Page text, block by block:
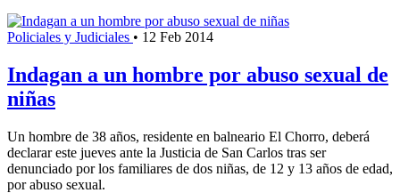
Policiales y Judiciales • 12 Feb 2014
Indagan a un hombre por abuso sexual de
niñas
Un hombre de 38 años, residente en balneario El Chorro, deberá
declarar este jueves ante la Justicia de San Carlos tras ser
denunciado por los familiares de dos niñas, de 12 y 13 años de edad,
por abuso sexual.